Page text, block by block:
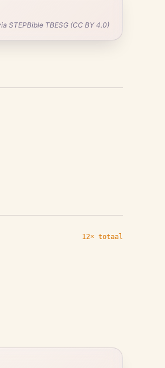
STEPBible TBESG (CC BY 4.0)
12× totaal